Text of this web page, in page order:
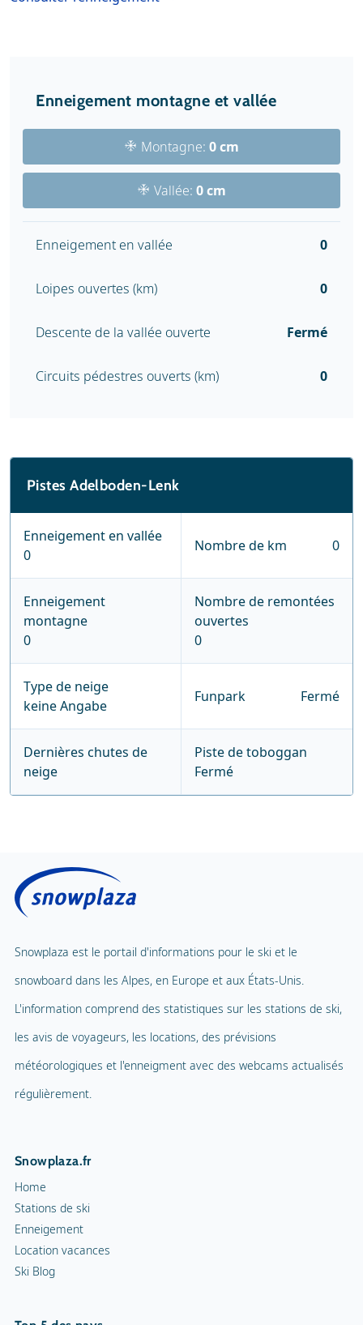
Enneigement montagne et vallée
Montagne: 0 cm
Vallée: 0 cm
Enneigement en vallée 0
Loipes ouvertes (km) 0
Descente de la vallée ouverte Fermé
Circuits pédestres ouverts (km) 0
Pistes Adelboden-Lenk
Enneigement en vallée
0
Nombre de km 0
Enneigement
montagne
0
Nombre de remontées
ouvertes
0
Type de neige
keine Angabe
Funpark Fermé
Dernières chutes de
neige
Piste de toboggan
Fermé
Snowplaza est le portail d'informations pour le ski et le
snowboard dans les Alpes, en Europe et aux États-Unis.
L'information comprend des statistiques sur les stations de ski,
les avis de voyageurs, les locations, des prévisions
météorologiques et l'enneigment avec des webcams actualisés
régulièrement.
Snowplaza.fr
Home
Stations de ski
Enneigement
Location vacances
Ski Blog